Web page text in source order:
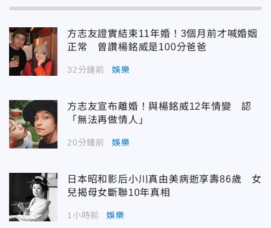
方志友證實結束11年婚！3個月前才喊婚姻
正常 曾讚楊銘威是100分爸爸
32分鐘前 娛樂
方志友宣布離婚！與楊銘威12年情變 認
「無法再做情人」
20分鐘前 娛樂
日本昭和影后小川真由美病逝享壽86歲 女
兒揭母女斷聯10年真相
1小時前 娛樂